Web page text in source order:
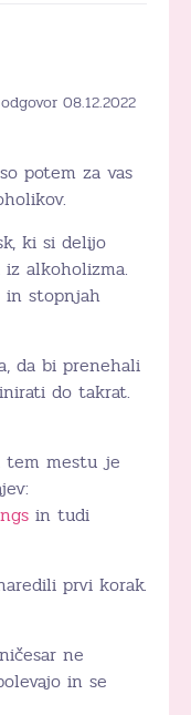
08.12.2022
potem za vas
ki si delijo
alkoholizma.
in stopnjah
da bi prenehali
do takrat.
tem mestu je
in tudi
prvi korak.
ne
in se